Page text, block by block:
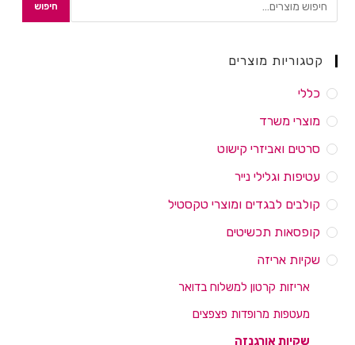
חיפוש
קטגוריות מוצרים
כללי
מוצרי משרד
סרטים ואביזרי קישוט
עטיפות וגלילי נייר
קולבים לבגדים ומוצרי טקסטיל
קופסאות תכשיטים
שקיות אריזה
אריזות קרטון למשלוח בדואר
מעטפות מרופדות פצפצים
שקיות אורגנזה